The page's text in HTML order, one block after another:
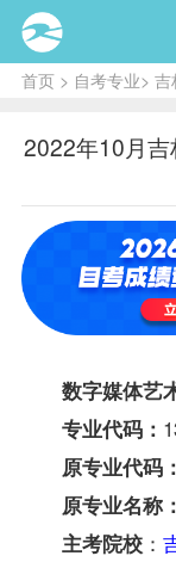
首页> 自考专业> 吉
2022年10月
数字媒体艺
专业代码：
原专业代码：
原专业名称：
主考院校：